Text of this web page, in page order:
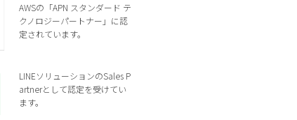
AWSの「APN スタンダード テ
クノロジーパートナー」に認
定されています。
LINEソリューションのSales P
artnerとして認定を受けてい
ます。